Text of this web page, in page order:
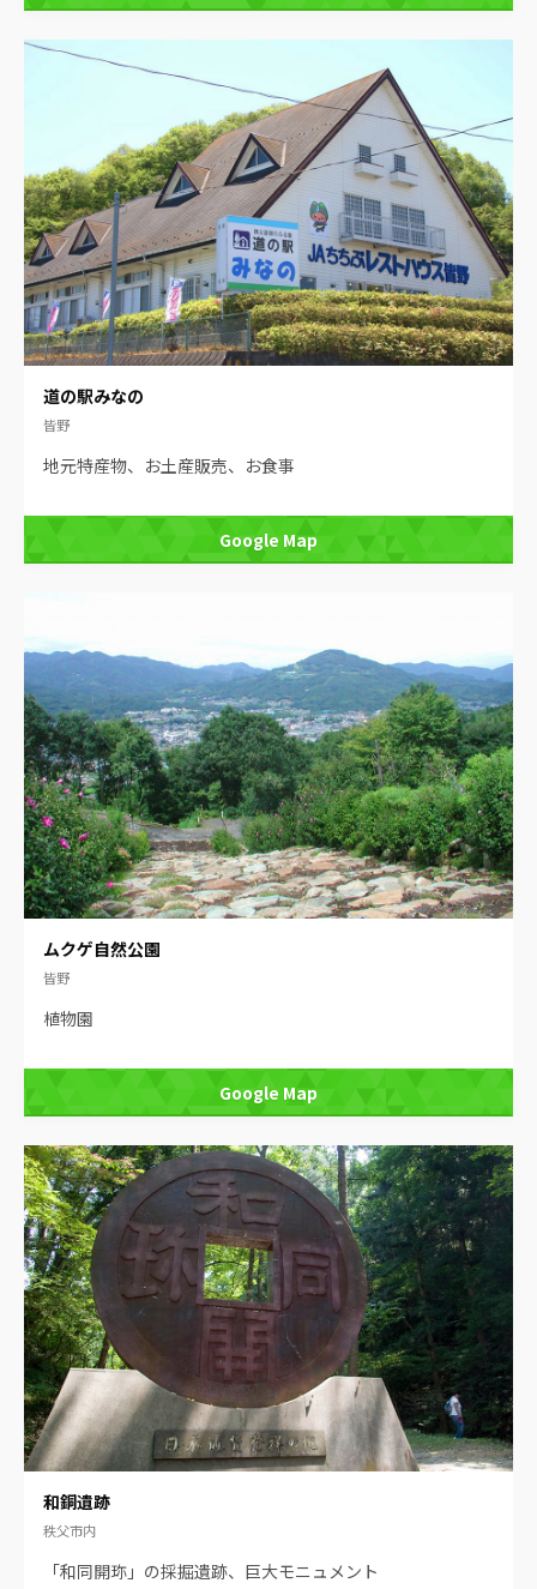
道の駅みなの
皆野
地元特産物、お土産販売、お食事
Google Map
ムクゲ自然公園
皆野
植物園
Google Map
和銅遺跡
秩父市内
「和同開珎」の採掘遺跡、巨大モニュメント